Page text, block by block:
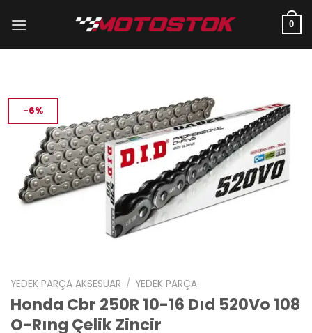
atla
0
-6%
YEDEK PARÇA AKSESUAR / YEDEK PARÇA
Honda Cbr 250R 10-16 Dıd 520Vo 108
O-Rıng Çelik Zincir